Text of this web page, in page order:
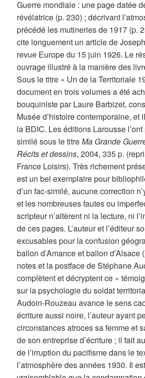
Guerre mondiale : une page datée
révélatrice (p. 230) ; décrivant
précédé les mutineries de 1917 (p.
cite longuement un article de
revue Europe du 15 juin 1926. Le
ouvrage illustré à la manière des
Sous le titre « Un de la Territoriale
document en trois volumes a été
bouquiniste par Laure Barbizet,
Musée d’histoire contemporaine, et
la BDIC. Les éditions Larousse
similé sous le titreMa Grande
Récits et dessins, 2004, 335 p.
France Loisirs). Très richement
est un bel exemplaire pour
d’un fac-similé, aucune correction
et les nombreuses fautes ou
scripteur n’altèrent ni la lecture, ni
de ces pages. L’auteur et l’éditeur
excusables pour la confusion
ballon d’Amance et ballon d’Alsace
notes et la postface de Stéphane
complètent et décryptent ce «
sur la psychologie du soldat
Audoin-Rouzeau avance le sens
écriture aussi noire, l’auteur ayant
circonstances atroces sa femme et
de son entreprise d’écriture ; il fait
de l’irruption du pacifisme dans le
l’atmosphère des années 1930. Il